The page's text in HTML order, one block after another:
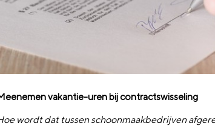
vakantie-uren bij contractswisseling
wordt dat tussen schoonmaakbedrijven